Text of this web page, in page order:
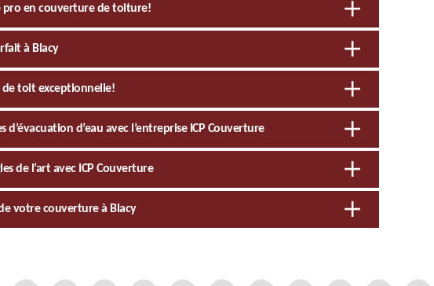
pro en couverture de toiture!
à Blacy
de toit exceptionnelle!
d’évacuation d’eau avec l’entreprise ICP Couverture
de l’art avec ICP Couverture
votre couverture à Blacy